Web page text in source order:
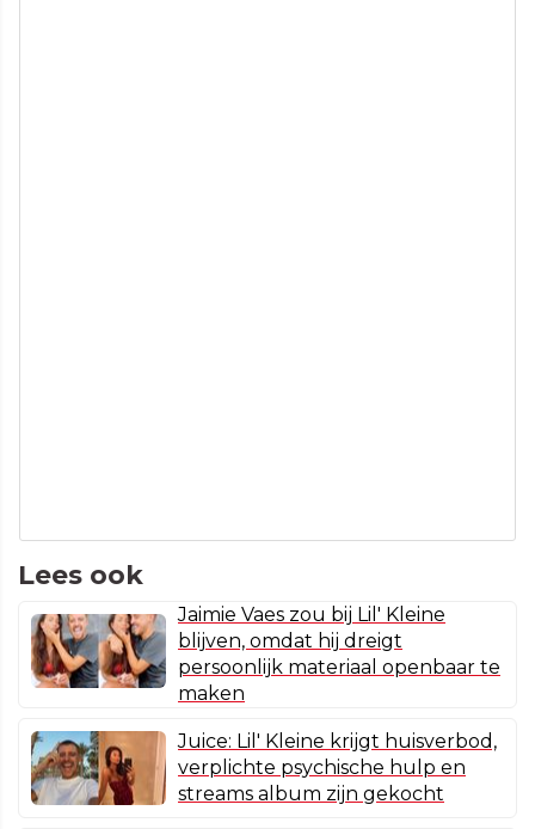
Lees ook
Jaimie Vaes zou bij Lil' Kleine
blijven, omdat hij dreigt
persoonlijk materiaal openbaar te
maken
Juice: Lil' Kleine krijgt huisverbod,
verplichte psychische hulp en
streams album zijn gekocht